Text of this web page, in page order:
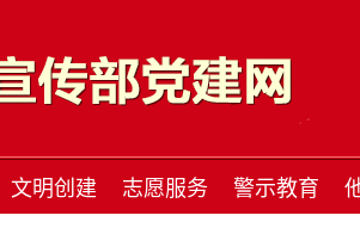
文明创建 志愿服务 警示教育